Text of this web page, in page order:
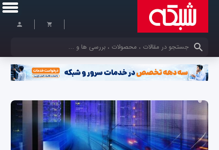
کلمات کلیدی خود را وارد کنید